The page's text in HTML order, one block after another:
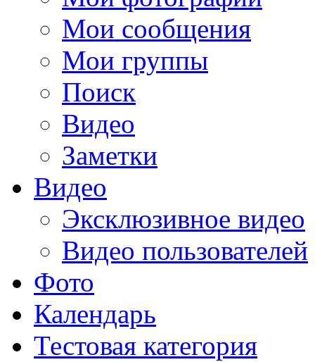
Мои сообщения
Мои группы
Поиск
Видео
Заметки
Видео
Эксклюзивное видео
Видео пользователей
Фото
Календарь
Тестовая категория